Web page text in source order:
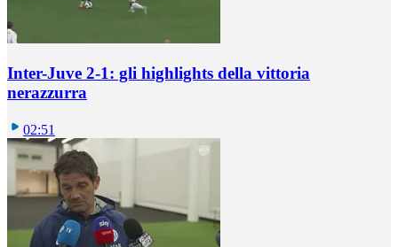
Inter-Juve 2-1: gli highlights della vittoria
nerazzurra
02:51